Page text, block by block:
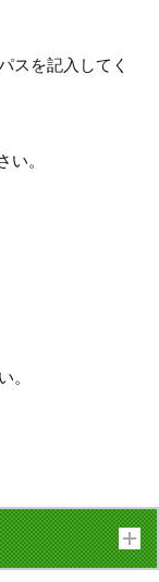
スを記入してく
い。
。